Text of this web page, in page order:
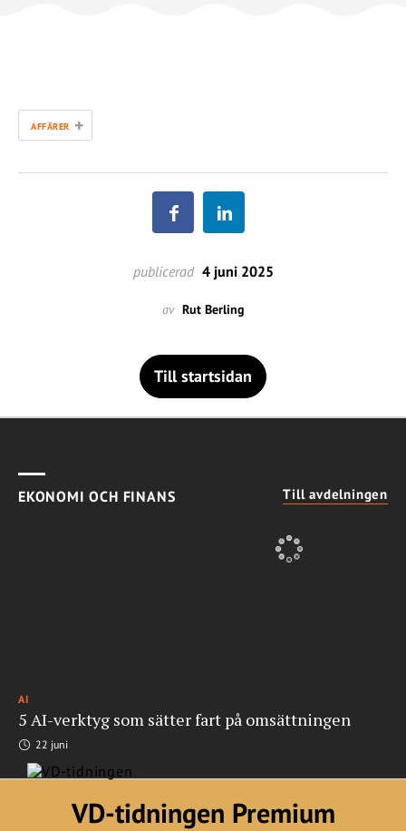
AFFÄRER +
publicerad 4 juni 2025
av Rut Berling
Till startsidan
EKONOMI OCH FINANS Till avdelningen
AI
5 AI-verktyg som sätter fart på omsättningen
22 juni
VD-tidningen Premium